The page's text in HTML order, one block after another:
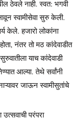
ठेवले नाही. स्वत: भगवी
स्वामीसेवा सुरु केली.
केले. हजारो लोकांना
नंतर तो मठ कांदेवाडीत
याच कांदेवाडी
आल्या. तेथे सर्वांनी
जाऊन स्वामीसुतांचे
उत्सवाची परंपरा